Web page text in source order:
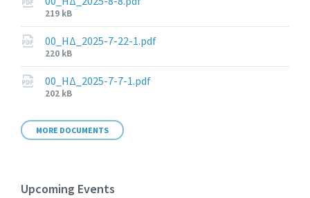
File
size:
219 kB
00_ΗΔ_2025-7-22-1.pdf
File
size:
220 kB
00_ΗΔ_2025-7-7-1.pdf
File
202 kB
MORE DOCUMENTS
Upcoming Events